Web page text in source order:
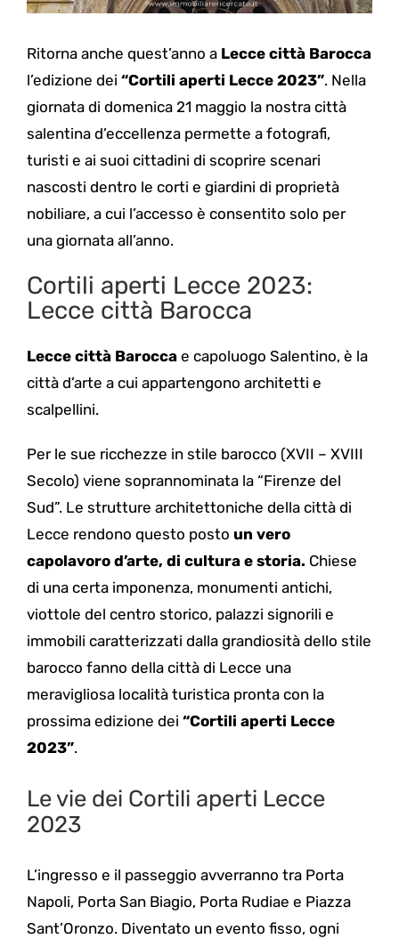
Ritorna anche quest’anno a Lecce città Barocca
l’edizione dei “Cortili aperti Lecce 2023”. Nella
giornata di domenica 21 maggio la nostra città
salentina d’eccellenza permette a fotografi,
turisti e ai suoi cittadini di scoprire scenari
nascosti dentro le corti e giardini di proprietà
nobiliare, a cui l’accesso è consentito solo per
una giornata all’anno.
Cortili aperti Lecce 2023:
Lecce città Barocca
Lecce città Barocca e capoluogo Salentino, è la
città d’arte a cui appartengono architetti e
scalpellini.
Per le sue ricchezze in stile barocco (XVII – XVIII
Secolo) viene soprannominata la “Firenze del
Sud”. Le strutture architettoniche della città di
Lecce rendono questo posto un vero
capolavoro d’arte, di cultura e storia. Chiese
di una certa imponenza, monumenti antichi,
viottole del centro storico, palazzi signorili e
immobili caratterizzati dalla grandiosità dello stile
barocco fanno della città di Lecce una
meravigliosa località turistica pronta con la
prossima edizione dei “Cortili aperti Lecce
2023”.
Le vie dei Cortili aperti Lecce
2023
L’ingresso e il passeggio avverranno tra Porta
Napoli, Porta San Biagio, Porta Rudiae e Piazza
Sant’Oronzo. Diventato un evento fisso, ogni